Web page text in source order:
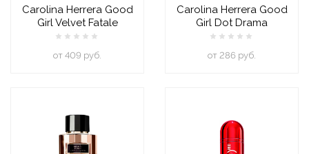
Carolina Herrera Good
Girl Velvet Fatale
oт 409 руб.
Carolina Herrera Good
Girl Dot Drama
oт 286 руб.